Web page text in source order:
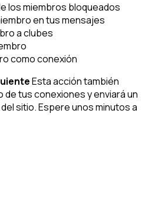
los miembros bloqueados
en tus mensajes
a clubes
como conexión
Esta acción también
de tus conexiones y enviará un
sitio. Espere unos minutos a